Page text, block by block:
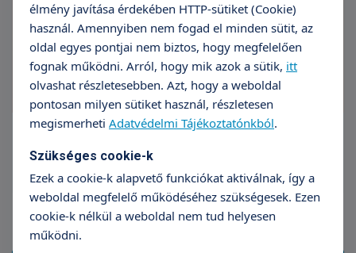
DR. KOPCSÁNYI RITA KARDIOLÓGUS FŐORVOS
IS CSATLAKOZIK A KAPOS MEDICAL CSAPATÁHOZ
Elolvasom
élmény javítása érdekében HTTP-sütiket (Cookie)
használ. Amennyiben nem fogad el minden sütit, az
oldal egyes pontjai nem biztos, hogy megfelelően
fognak működni. Arról, hogy mik azok a sütik, itt
olvashat részletesebben. Azt, hogy a weboldal
pontosan milyen sütiket használ, részletesen
megismerheti Adatvédelmi Tájékoztatónkból.
Szükséges cookie-k
Ezek a cookie-k alapvető funkciókat aktiválnak, így a
weboldal megfelelő működéséhez szükségesek. Ezen
cookie-k nélkül a weboldal nem tud helyesen
működni.